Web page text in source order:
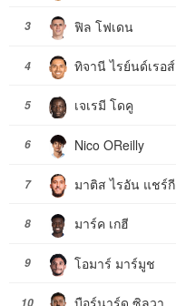
3 ฟิล โฟเดน
4 ทิจานี ไรย์นด์เรอส์
5 เจเรมี โดคู
6 Nico OReilly
7 มาติส ไรอัน แชร์กี
8 มาร์ค เกฮี
9 โอมาร์ มาร์มูช
10 บือร์นาร์ดู ซิลวา